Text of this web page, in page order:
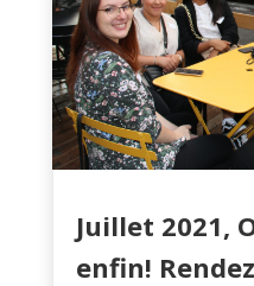
Juillet 2021,
enfin!